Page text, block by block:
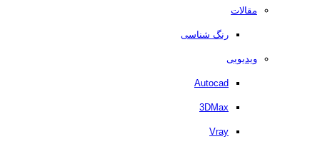
مقالات
رنگ شناسی
ویدیویی
Autocad
3DMax
Vray